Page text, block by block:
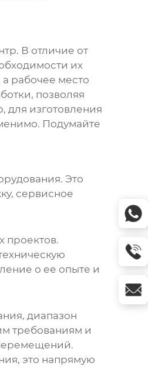
. В отличие от
их
рабочее место
позволяя
для изготовления
Подумайте
Это
сервисное
проектов.
о ее опыте и
диапазон
требованиям и
это напрямую